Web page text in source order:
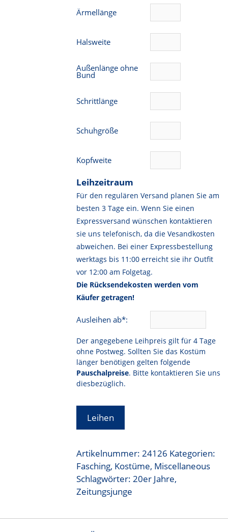
Ärmellänge
Halsweite
Außenlänge ohne
Bund
Schrittlänge
Schuhgröße
Kopfweite
Leihzeitraum
Für den regulären Versand planen Sie am
besten 3 Tage ein. Wenn Sie einen
Expressversand wünschen kontaktieren
sie uns telefonisch, da die Vesandkosten
abweichen. Bei einer Expressbestellung
werktags bis 11:00 erreicht sie ihr Outfit
vor 12:00 am Folgetag.
Die Rücksendekosten werden vom
Käufer getragen!
Ausleihen ab*:
Der angegebene Leihpreis gilt für 4 Tage
ohne Postweg. Sollten Sie das Kostüm
länger benötigen gelten folgende
Pauschalpreise. Bitte kontaktieren Sie uns
diesbezüglich.
Leihen
Artikelnummer:24126 Kategorien:
Fasching, Kostüme, Miscellaneous
Schlagwörter:20er Jahre,
Zeitungsjunge